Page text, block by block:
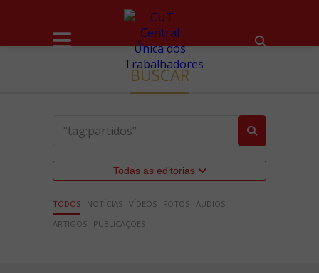
BUSCAR
Todas as editorias
TODOS NOTÍCIAS VÍDEOS FOTOS ÁUDIOS
ARTIGOS
PUBLICAÇÕES